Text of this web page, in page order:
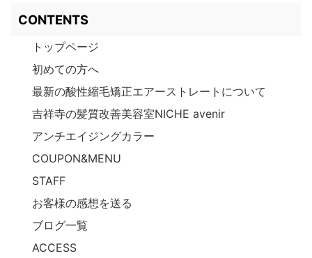
CONTENTS
トップページ
初めての方へ
最新の酸性縮毛矯正エアーストレートについて
吉祥寺の髪質改善美容室NICHE avenir
アンチエイジングカラー
COUPON&MENU
STAFF
お客様の感想を送る
ブログ一覧
ACCESS